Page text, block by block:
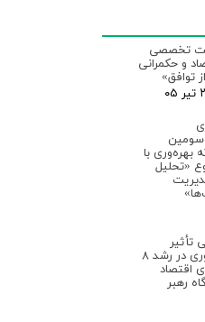
تخصصی
و حکمرانی
توافق»
بهره‌وری با
«تحلیل
تأثیر
بهره‌وری در رشد ۸
اقتصاد
رهبر